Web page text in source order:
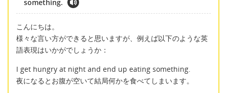
something.
こんにちは。
様々な言い方ができると思いますが、例えば以下のような英
語表現はいかがでしょうか：
I get hungry at night and end up eating something.
夜になるとお腹が空いて結局何かを食べてしまいます。